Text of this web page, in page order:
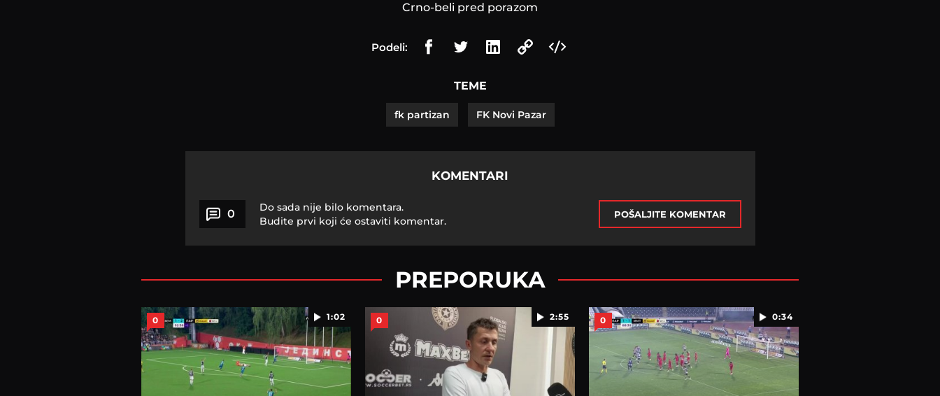
Crno-beli pred porazom
Podeli:
TEME
fk partizan FK Novi Pazar
KOMENTARI
0
Do sada nije bilo komentara.
Budite prvi koji će ostaviti komentar.
POŠALJITE KOMENTAR
PREPORUKA
1:02
0 2:55
0 0:34
0